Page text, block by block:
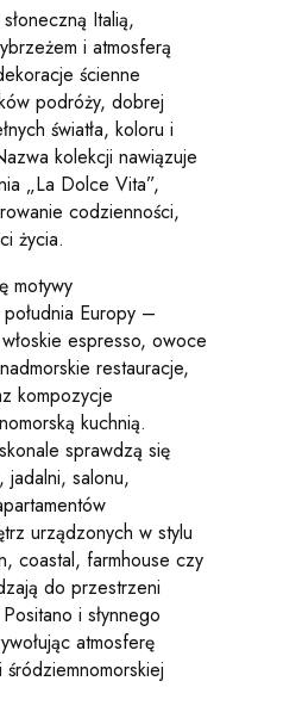
Italią,
i atmosferą
ścienne
podróży, dobrej
światła, koloru i
kolekcji nawiązuje
„La Dolce Vita”,
codzienności,
życia.
motywy
Europy –
espresso, owoce
restauracje,
kompozycje
kuchnią.
sprawdzą się
jadalni, salonu,
urządzonych w stylu
coastal, farmhouse czy
do przestrzeni
i słynnego
atmosferę